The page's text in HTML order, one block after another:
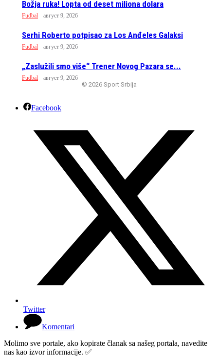
Božja ruka! Lopta od deset miliona dolara
Fudbal август 9, 2026
Serhi Roberto potpisao za Los Anđeles Galaksi
Fudbal август 9, 2026
„Zaslužili smo više“ Trener Novog Pazara se...
Fudbal август 9, 2026
© 2026 Sport Srbija
Facebook
Twitter
Komentari
Molimo sve portale, ako kopirate članak sa našeg portala, navedite
nas kao izvor informacije. ✅